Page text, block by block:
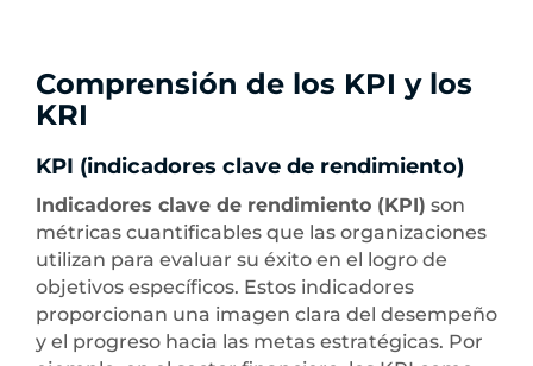
Comprensión de los KPI y los
KRI
KPI (indicadores clave de rendimiento)
Indicadores clave de rendimiento (KPI) son
métricas cuantificables que las organizaciones
utilizan para evaluar su éxito en el logro de
objetivos específicos. Estos indicadores
proporcionan una imagen clara del desempeño
y el progreso hacia las metas estratégicas. Por